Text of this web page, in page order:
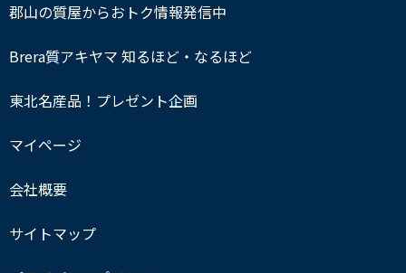
郡山の質屋からおトク情報発信中
Brera質アキヤマ 知るほど・なるほど
東北名産品！プレゼント企画
マイページ
会社概要
サイトマップ